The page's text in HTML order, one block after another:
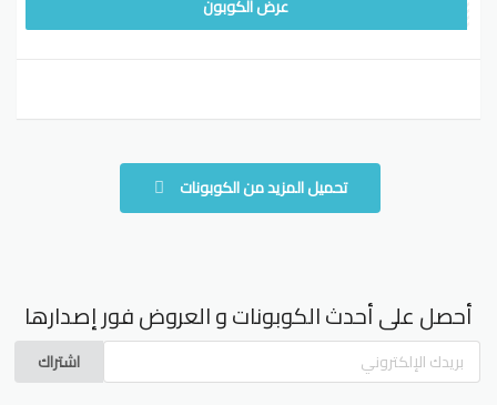
عرض الكوبون
تحميل المزيد من الكوبونات
أحصل على أحدث الكوبونات و العروض فور إصدارها
اشتراك